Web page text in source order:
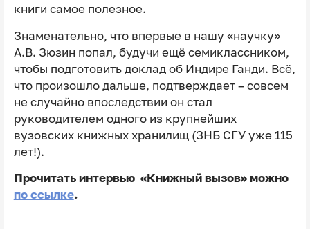
книги самое полезное.
Знаменательно, что впервые в нашу «научку»
А.В. Зюзин попал, будучи ещё семиклассником,
чтобы подготовить доклад об Индире Ганди. Всё,
что произошло дальше, подтверждает – совсем
не случайно впоследствии он стал
руководителем одного из крупнейших
вузовских книжных хранилищ (ЗНБ СГУ уже 115
лет!).
Прочитать интервью «Книжный вызов» можно
по ссылке.